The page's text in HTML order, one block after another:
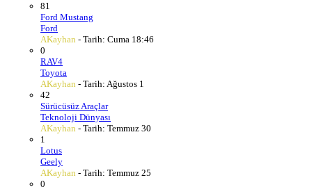
81
Ford Mustang
Ford
AKayhan - Tarih: Cuma 18:46
0
RAV4
Toyota
AKayhan - Tarih: Ağustos 1
42
Sürücüsüz Araçlar
Teknoloji Dünyası
AKayhan - Tarih: Temmuz 30
1
Lotus
Geely
AKayhan - Tarih: Temmuz 25
0